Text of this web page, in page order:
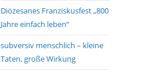
Diözesanes Franziskusfest „800
Jahre einfach leben“
subversiv menschlich – kleine
Taten, große Wirkung